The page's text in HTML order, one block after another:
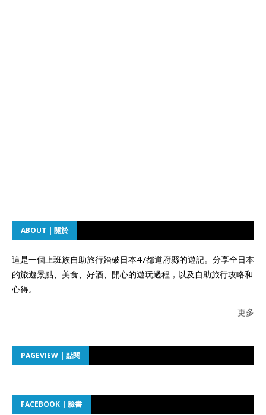
ABOUT | 關於
這是一個上班族自助旅行踏破日本47都道府縣的遊記。分享全日本
的旅遊景點、美食、好酒、開心的遊玩過程，以及自助旅行攻略和
心得。
更多
PAGEVIEW | 點閱
FACEBOOK | 臉書